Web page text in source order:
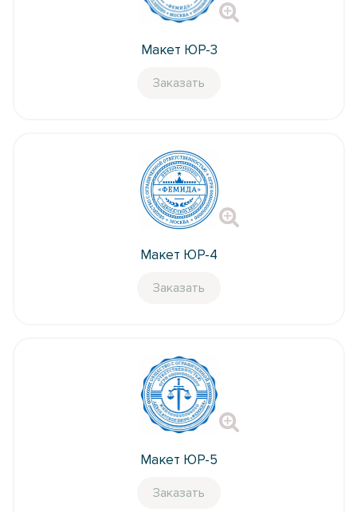
Макет ЮР-3
Заказать
Макет ЮР-4
Заказать
Макет ЮР-5
Заказать